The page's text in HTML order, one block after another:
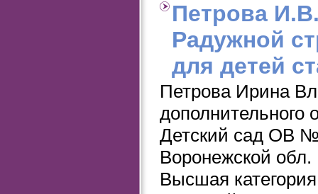
Петрова
Радужной
для детей
Петрова Ирина
Детский сад ОВ
Воронежской
Высшая